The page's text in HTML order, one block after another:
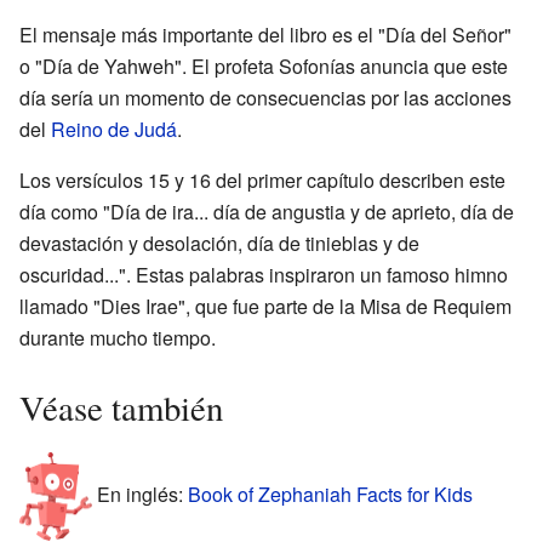
El mensaje más importante del libro es el "Día del Señor"
o "Día de Yahweh". El profeta Sofonías anuncia que este
día sería un momento de consecuencias por las acciones
del Reino de Judá.
Los versículos 15 y 16 del primer capítulo describen este
día como "Día de ira... día de angustia y de aprieto, día de
devastación y desolación, día de tinieblas y de
oscuridad...". Estas palabras inspiraron un famoso himno
llamado "Dies Irae", que fue parte de la Misa de Requiem
durante mucho tiempo.
Véase también
En inglés: Book of Zephaniah Facts for Kids